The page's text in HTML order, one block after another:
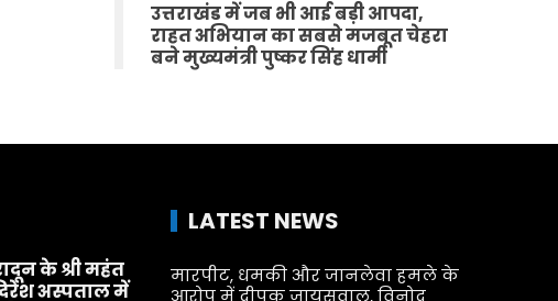
उत्तराखंड में जब भी आई बड़ी आपदा,
राहत अभियान का सबसे मजबूत चेहरा
बने मुख्यमंत्री पुष्कर सिंह धामी
के श्री महंत
अस्पताल में
LATEST NEWS
मारपीट, धमकी और जानलेवा हमले के
आरोप में दीपक जायसवाल, विनोद